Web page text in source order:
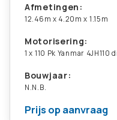
Afmetingen:
12.46m x 4.20m x 1.15m
Motorisering:
1 x 110 Pk Yanmar 4JH110
Bouwjaar:
N.N.B.
Prijs op aanvraag